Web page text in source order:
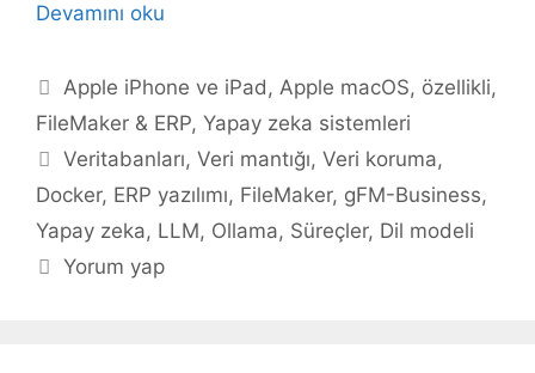
Devamını oku
Kategoriler
Apple iPhone ve iPad,Apple macOS, özellikli,
FileMaker & ERP, Yapay zeka sistemleri
Etiketler
Veritabanları,Veri mantığı,Veri koruma,
Docker, ERP yazılımı, FileMaker, gFM-Business,
Yapay zeka, LLM, Ollama, Süreçler, Dil modeli
Yorum yap